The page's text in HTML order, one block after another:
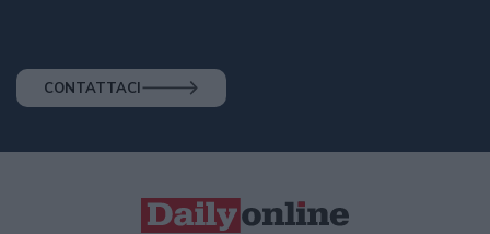
CONTATTACI